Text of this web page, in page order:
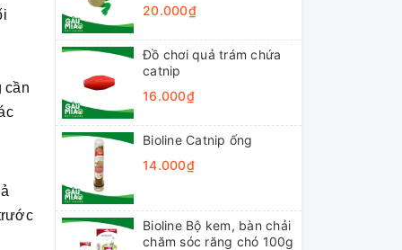
cần
20.000₫
Đồ chơi quả trám chứa
catnip
16.000₫
Bioline Catnip ống
14.000₫
Bioline Bộ kem, bàn chải
chăm sóc răng chó 100g